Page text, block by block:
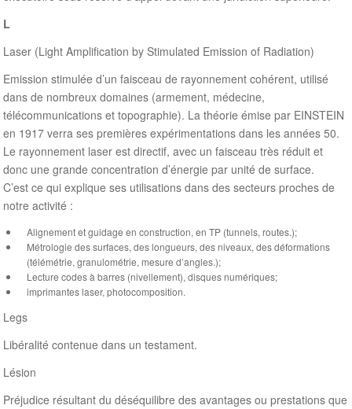
L
Laser (Light Amplification by Stimulated Emission of Radiation)
Emission stimulée d’un faisceau de rayonnement cohérent, utilisé
dans de nombreux domaines (armement, médecine,
télécommunications et topographie). La théorie émise par EINSTEIN
en 1917 verra ses premières expérimentations dans les années 50.
Le rayonnement laser est directif, avec un faisceau très réduit et
donc une grande concentration d’énergie par unité de surface.
C’est ce qui explique ses utilisations dans des secteurs proches de
notre activité :
Alignement et guidage en construction, en TP (tunnels, routes.);
Métrologie des surfaces, des longueurs, des niveaux, des déformations
(télémétrie, granulométrie, mesure d’angles.);
Lecture codes à barres (nivellement), disques numériques;
imprimantes laser, photocomposition.
Legs
Libéralité contenue dans un testament.
Lésion
Préjudice résultant du déséquilibre des avantages ou prestations que